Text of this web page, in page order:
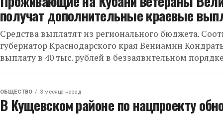
получат дополнительные краевые
Средства выплатят из регионального бюджета.
губернатор Краснодарского края Вениамин
выплату в 40 тыс. рублей в беззаявительном
ОБЩЕСТВО 3 месяца назад
В Кущевском районе по нацпроекту